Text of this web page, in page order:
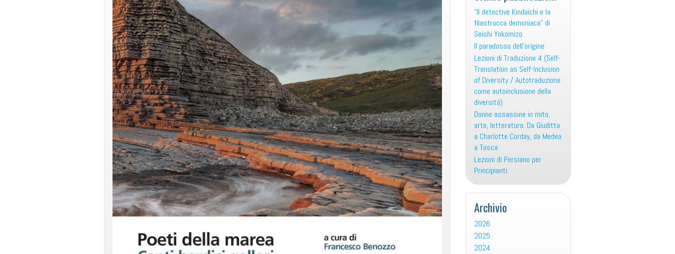
“Il detective Kindaichi e la
filastrocca demoniaca” di
Seishi Yokomizo
Il paradosso dell’origine
Lezioni di Traduzione 4 (Self-
Translation as Self-Inclusion
of Diversity / Autotraduzione
come autoinclusione della
diversità)
Donne assassine in mito,
arte, letteratura. Da Giuditta
a Charlotte Corday, da Medea
a Tosca
Lezioni di Persiano per
Principianti
Archivio
2026
2025
2024